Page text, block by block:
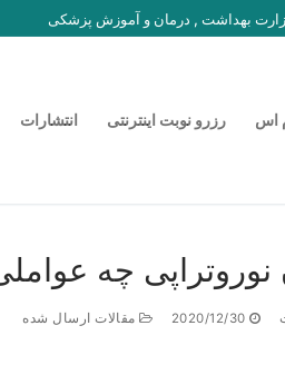
بهداشت , درمان و آموزش پزشکی
انتشارات رزرو نوبت اینترنتی اس
نوروتراپی چه
2020/12/30 مقالات ارسال شده